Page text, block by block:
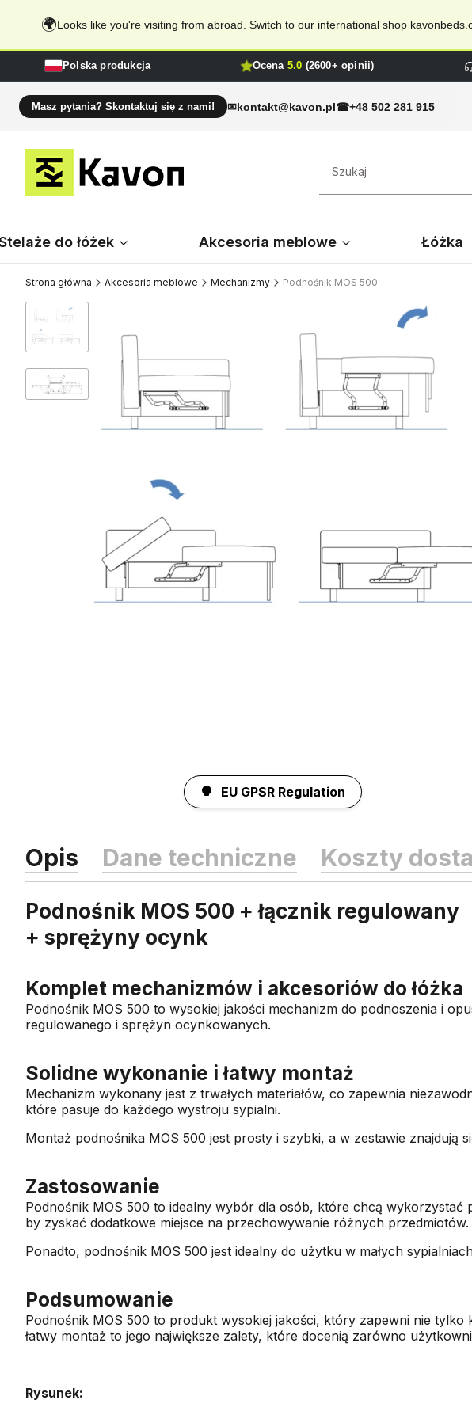
🌍Looks like you're visiting from abroad. Switch to our international shop
Polska produkcja Ocena 5.0 (2600+ opinii)
Masz pytania? Skontaktuj się z nami! kontakt@kavon.pl +48 502 281 915
do łóżek Akcesoria meblowe Łóżka
Strona główna Akcesoria meblowe Mechanizmy Podnośnik MOS 500
EU GPSR Regulation
Opis Dane techniczne Koszty
Podnośnik MOS 500 + łącznik regulowany
+ sprężyny ocynk
Komplet mechanizmów i akcesoriów do łóżka
Podnośnik MOS 500 to wysokiej jakości mechanizm do podnoszenia i
regulowanego i sprężyn ocynkowanych.
Solidne wykonanie i łatwy montaż
Mechanizm wykonany jest z trwałych materiałów, co zapewnia
które pasuje do każdego wystroju sypialni.
Montaż podnośnika MOS 500 jest prosty i szybki, a w zestawie znajdują
Zastosowanie
Podnośnik MOS 500 to idealny wybór dla osób, które chcą wykorzystać
by zyskać dodatkowe miejsce na przechowywanie różnych przedmiotów.
Ponadto, podnośnik MOS 500 jest idealny do użytku w małych
Podsumowanie
Podnośnik MOS 500 to produkt wysokiej jakości, który zapewni nie tylko
łatwy montaż to jego największe zalety, które docenią zarówno
Rysunek: